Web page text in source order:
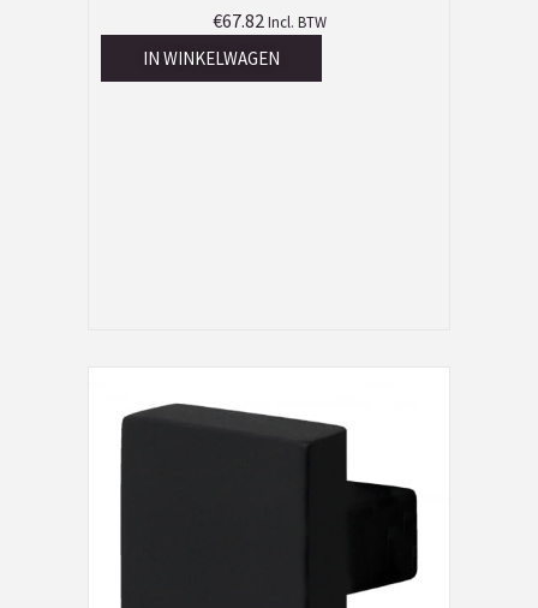
€67.82 Incl. BTW
IN WINKELWAGEN